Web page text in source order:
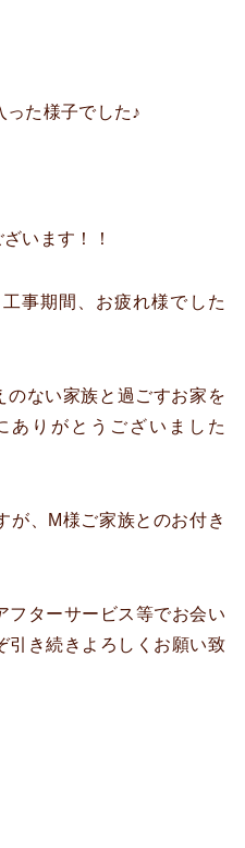
った様子でした♪
います！！
事期間、お疲れ様でした
のない家族と過ごすお家を
ありがとうございました
が、M様ご家族とのお付き
フターサービス等でお会い
引き続きよろしくお願い致